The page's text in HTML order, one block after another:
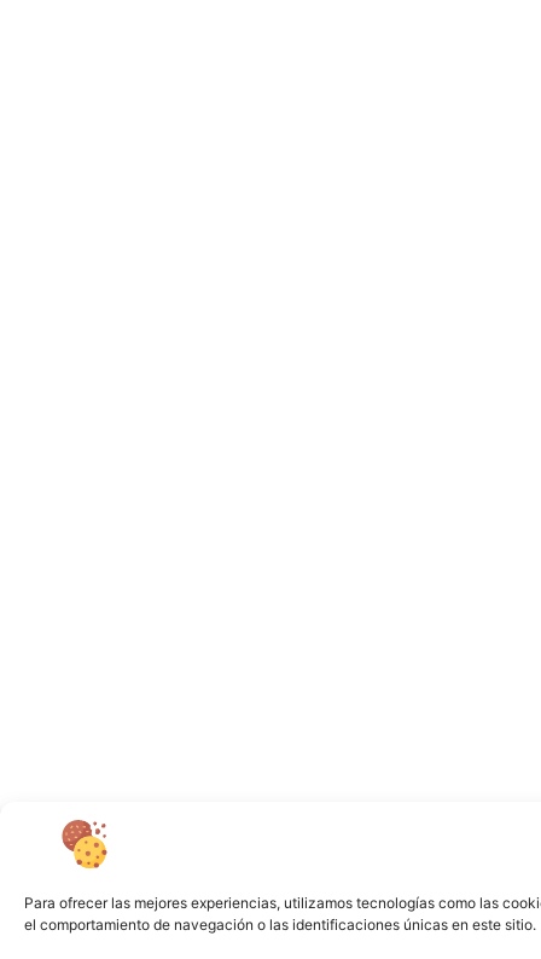
Para ofrecer las mejores experiencias, utilizamos tecnologías como las
el comportamiento de navegación o las identificaciones únicas en este